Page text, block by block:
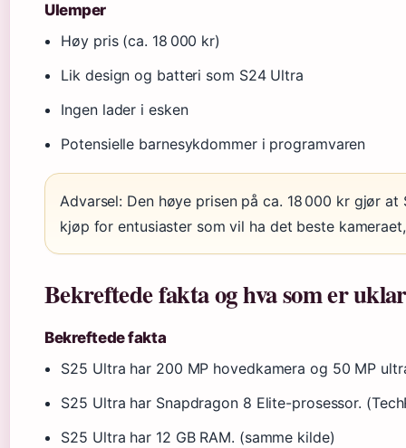
Ulemper
Høy pris (ca. 18 000 kr)
Lik design og batteri som S24 Ultra
Ingen lader i esken
Potensielle barnesykdommer i programvaren
Advarsel: Den høye prisen på ca. 18 000 kr gjør
kjøp for entusiaster som vil ha det beste
Bekreftede fakta og hva som er
Bekreftede fakta
S25 Ultra har 200 MP hovedkamera og 50 MP
S25 Ultra har Snapdragon 8 Elite-prosessor.
S25 Ultra har 12 GB RAM. (samme kilde)